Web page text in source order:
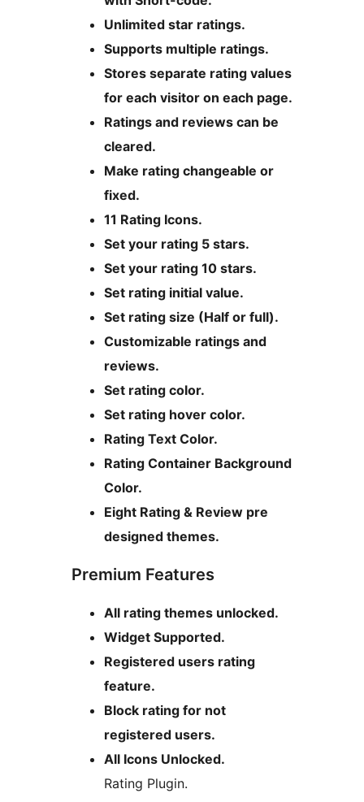
Unlimited star ratings.
Supports multiple ratings.
Stores separate rating values
for each visitor on each page.
Ratings and reviews can be
cleared.
Make rating changeable or
fixed.
11 Rating Icons.
Set your rating 5 stars.
Set your rating 10 stars.
Set rating initial value.
Set rating size (Half or full).
Customizable ratings and
reviews.
Set rating color.
Set rating hover color.
Rating Text Color.
Rating Container Background
Color.
Eight Rating & Review pre
designed themes.
Premium Features
All rating themes unlocked.
Widget Supported.
Registered users rating
feature.
Block rating for not
registered users.
All Icons Unlocked.
Rating Plugin.